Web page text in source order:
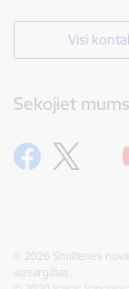
Visi
Sekojiet mums
© 2026 Smiltenes
aizsargātas.